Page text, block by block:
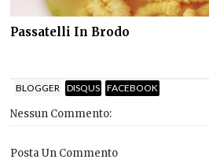
Passatelli In Brodo
BLOGGER DISQUS FACEBOOK
Nessun Commento:
Posta Un Commento